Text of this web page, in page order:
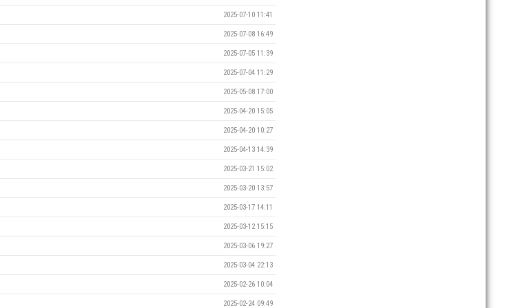
2025-07-10 11:41
2025-07-08 16:49
2025-07-05 11:39
2025-07-04 11:29
2025-05-08 17:00
2025-04-20 15:05
2025-04-20 10:27
2025-04-13 14:39
2025-03-21 15:02
2025-03-20 13:57
2025-03-17 14:11
2025-03-12 15:15
2025-03-06 19:27
2025-03-04 22:13
2025-02-26 10:04
2025-02-24 09:49